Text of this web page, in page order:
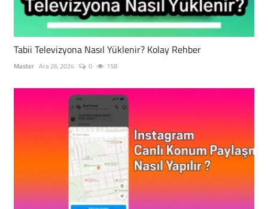
Tabii Televizyona Nasıl Yüklenir? Kolay Rehber
Master Ara 26, 2024 0 158